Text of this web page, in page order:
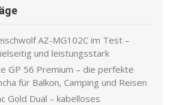
AZ-MG102C im Test –
und leistungsstark
GP 56 Premium – die perfekte
für Balkon, Camping und Reisen
Gold Dual – kabelloses